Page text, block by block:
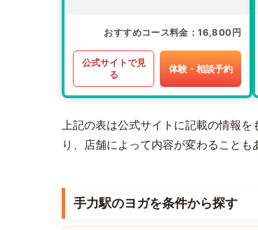
おすすめコース料金 16,800円
公式サイトで見
る
体験・相談予約
上記の表は公式サイトに記載の情報
り、店舗によって内容が変わることも
手力駅のヨガを条件から探す